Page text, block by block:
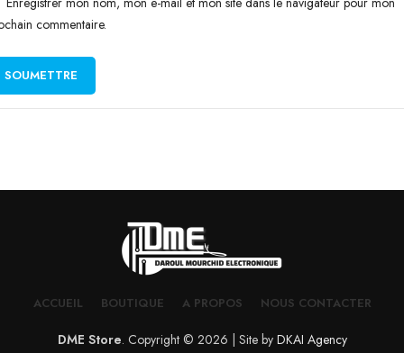
commentaire.
ACCUEIL BOUTIQUE A PROPOS NOUS CONTACTER
DME Store. Copyright © 2026 | Site by DKAI Agency